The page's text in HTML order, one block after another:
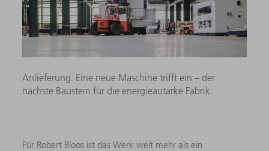
Anlieferung: Eine neue Maschine trifft ein – der
nächste Baustein für die energieautarke Fabrik.
Für Robert Bloos ist das Werk weit mehr als ein